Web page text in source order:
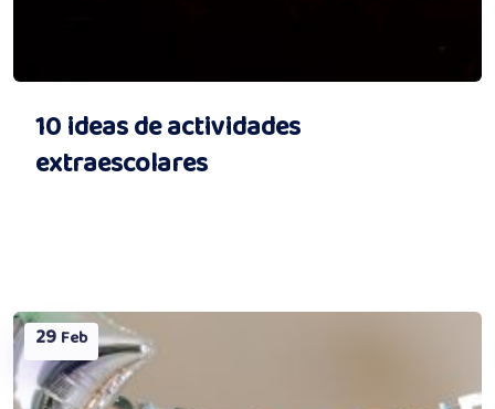
10 ideas de actividades
extraescolares
29 Feb